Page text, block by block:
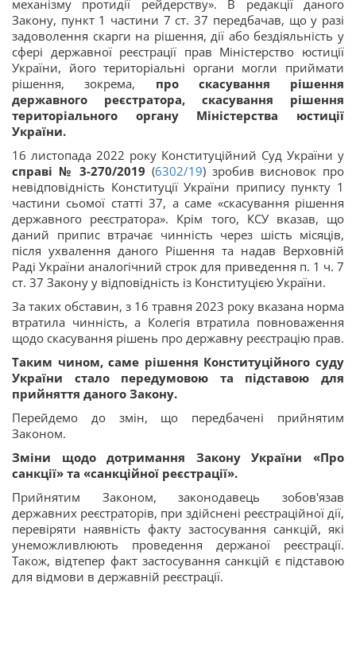
механізму протидії рейдерству». В редакції даного
Закону, пункт 1 частини 7 ст. 37 передбачав, що у разі
задоволення скарги на рішення, дії або бездіяльність у
сфері державної реєстрації прав Міністерство юстиції
України, його територіальні органи могли приймати
рішення, зокрема, про скасування рішення
державного реєстратора, скасування рішення
територіального органу Міністерства юстиції
України.
16 листопада 2022 року Конституційний Суд України у
справі № 3-270/2019 (6302/19) зробив висновок про
невідповідність Конституції України припису пункту 1
частини сьомої статті 37, а саме «скасування рішення
державного реєстратора». Крім того, КСУ вказав, що
даний припис втрачає чинність через шість місяців,
після ухвалення даного Рішення та надав Верховній
Раді України аналогічний строк для приведення п. 1 ч. 7
ст. 37 Закону у відповідність із Конституцією України.
За таких обставин, з 16 травня 2023 року вказана норма
втратила чинність, а Колегія втратила повноваження
щодо скасування рішень про державну реєстрацію прав.
Таким чином, саме рішення Конституційного суду
України стало передумовою та підставою для
прийняття даного Закону.
Перейдемо до змін, що передбачені прийнятим
Законом.
Зміни щодо дотримання Закону України «Про
санкції» та «санкційної реєстрації».
Прийнятим Законом, законодавець зобов'язав
державних реєстраторів, при здійснені реєстраційної дії,
перевіряти наявність факту застосування санкцій, які
унеможливлюють проведення держаної реєстрації.
Також, відтепер факт застосування санкцій є підставою
для відмови в державній реєстрації.